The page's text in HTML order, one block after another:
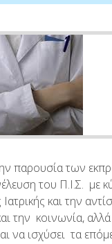
παρουσία των
του Π.Ι.Σ. με
και την
την κοινωνία, αλλά
να ισχύσει τα